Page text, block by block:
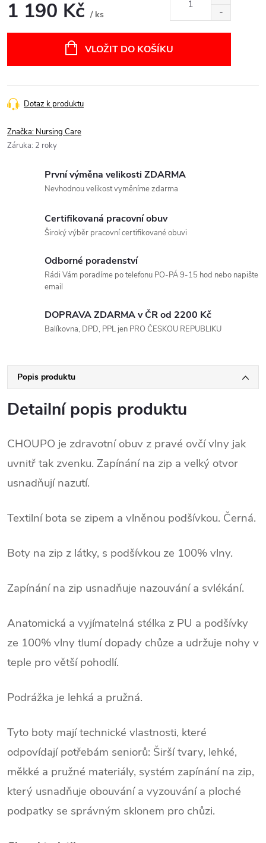
1 190 Kč / ks
VLOŽIT DO KOŠÍKU
Dotaz k produktu
Značka: Nursing Care
Záruka: 2 roky
První výměna velikosti ZDARMA
Nevhodnou velikost vyměníme zdarma
Certifikovaná pracovní obuv
Široký výběr pracovní certifikované obuvi
Odborné poradenství
Rádi Vám poradíme po telefonu PO-PÁ 9-15 hod nebo napište
email
DOPRAVA ZDARMA v ČR od 2200 Kč
Balíkovna, DPD, PPL jen PRO ČESKOU REPUBLIKU
Popis produktu
Detailní popis produktu
CHOUPO je zdravotní obuv z pravé ovčí vlny jak
uvnitř tak zvenku. Zapínání na zip a velký otvor
usnadňují nazutí.
Textilní bota se zipem a vlněnou podšívkou. Černá.
Boty na zip z látky, s podšívkou ze 100% vlny.
Zapínání na zip usnadňuje nazouvání a svlékání.
Anatomická a vyjímatelná stélka z PU a podšívky
ze 100% vlny tlumí dopady chůze a udržuje nohy v
teple pro větší pohodlí.
Podrážka je lehká a pružná.
Tyto boty mají technické vlastnosti, které
odpovídají potřebám seniorů: Širší tvary, lehké,
měkké a pružné materiály, systém zapínání na zip,
který usnadňuje obouvání a vyzouvání a ploché
podpatky se správným sklonem pro chůzi.